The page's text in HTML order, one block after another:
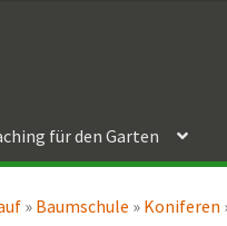
für den Garten
» Baumschule » Koniferen